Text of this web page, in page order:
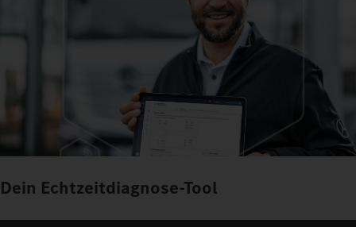
Dein Echtzeitdiagnose-Tool